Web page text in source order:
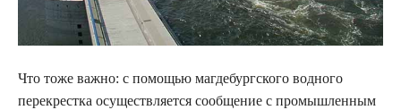
Что тоже важно: с помощью магдебургского водного
перекрестка осуществляется сообщение с промышленным